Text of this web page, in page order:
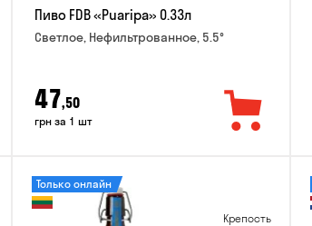
Пиво FDB «Puaripa» 0.33л
Светлое, Нефильтрованное, 5.5°
47,50
грн за 1 шт
Крепость
Только онлайн